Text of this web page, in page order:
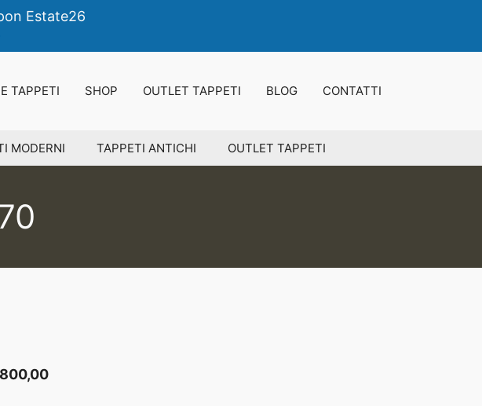
Estate26
TAPPETI SHOP OUTLET TAPPETI BLOG CONTATTI
MODERNI TAPPETI ANTICHI OUTLET TAPPETI